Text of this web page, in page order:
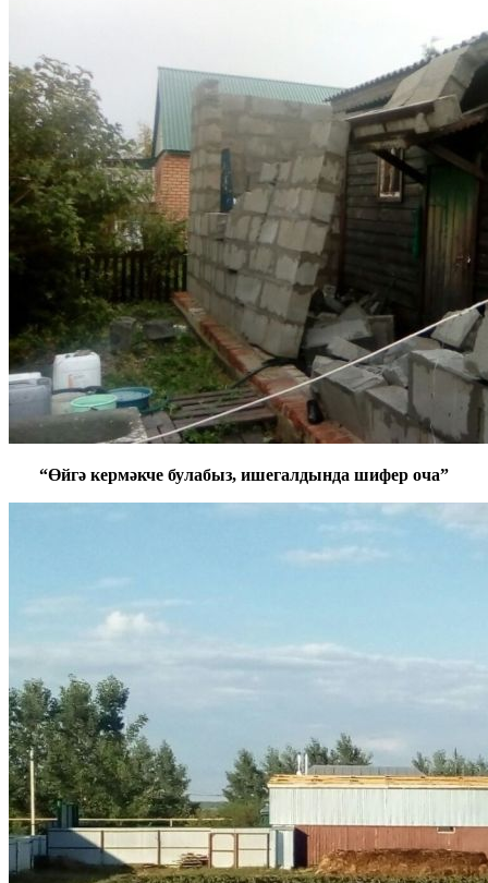
“Өйгә кермәкче булабыз, ишегалдында шифер оча”